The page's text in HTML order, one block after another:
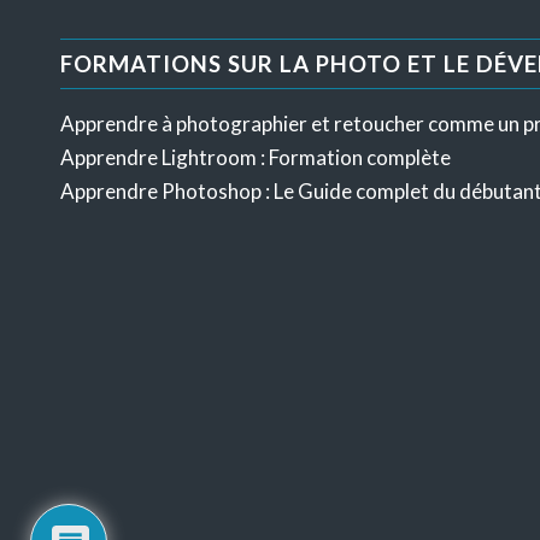
FORMATIONS SUR LA PHOTO ET LE
Apprendre à photographier et retoucher comme un
Apprendre Lightroom : Formation complète
Apprendre Photoshop : Le Guide complet du débutant